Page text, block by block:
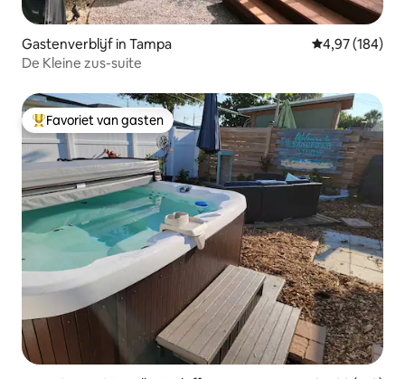
Gastenverblijf in Tampa Gemiddelde
4,97 (184)
De Kleine zus-suite
Topfavoriet van gasten
Favoriet van gasten